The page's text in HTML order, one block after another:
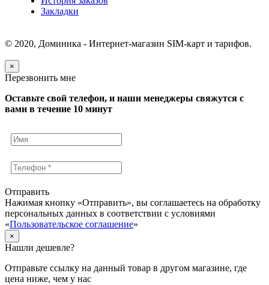
Закладки
© 2020, Доминика - Интернет-магазин SIM-карт и тарифов.
×
Перезвонить мне
Оставьте свой телефон, и наши менеджеры свяжутся с
вами в течение 10 минут
Отправить
Нажимая кнопку «Отправить», вы соглашаетесь на обработку
персональных данных в соответствии с условиями
«Пользовательское соглашение»
×
Нашли дешевле?
Отправьте ссылку на данный товар в другом магазине, где
цена ниже, чем у нас